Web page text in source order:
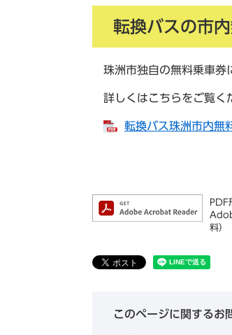
転換バスの市
珠洲市独自の無料乗車券
詳しくはこちらをご覧く
転換バス珠洲市内無
PDF
料）
このページに関するお